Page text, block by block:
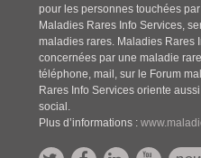
pour les personnes touchées
Maladies Rares Info Services,
maladies rares. Maladies Rares
concernées par une maladie
téléphone, mail, sur le Forum
Rares Info Services oriente
social.
Plus d’informations :